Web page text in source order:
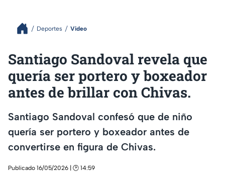
Deportes Video
Santiago Sandoval revela que
quería ser portero y boxeador
antes de brillar con Chivas.
Santiago Sandoval confesó que de niño
quería ser portero y boxeador antes de
convertirse en figura de Chivas.
Publicado 16/05/2026 | 🕑 14:59